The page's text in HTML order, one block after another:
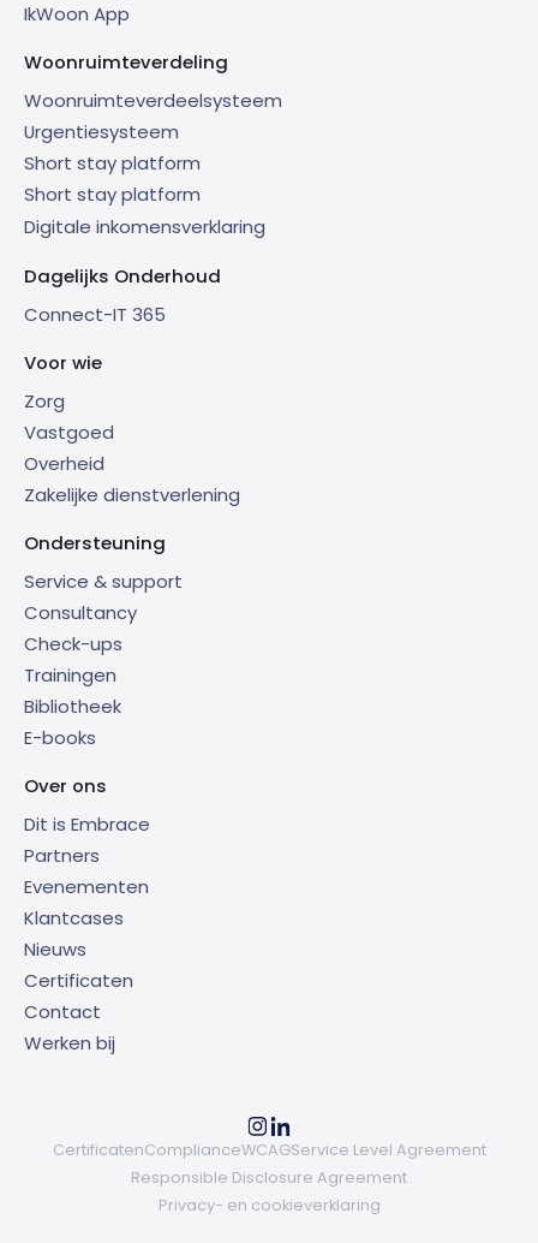
IkWoon App
Woonruimteverdeling
Woonruimteverdeelsysteem
Urgentiesysteem
Short stay platform
Short stay platform
Digitale inkomensverklaring
Dagelijks Onderhoud
Connect-IT 365
Voor wie
Zorg
Vastgoed
Overheid
Zakelijke dienstverlening
Ondersteuning
Service & support
Consultancy
Check-ups
Trainingen
Bibliotheek
E-books
Over ons
Dit is Embrace
Partners
Evenementen
Klantcases
Nieuws
Certificaten
Contact
Werken bij
CertificatenComplianceWCAGService Level Agreement
Responsible Disclosure Agreement
Privacy- en cookieverklaring